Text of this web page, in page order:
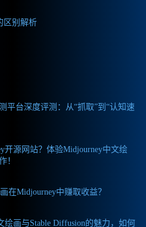
区别解析
平台深度评测：从“抓取”到“认知速
开源网站？体验Midjourney中文绘
！
在Midjourney中赚取收益？
绘画与Stable Diffusion的魅力，如何